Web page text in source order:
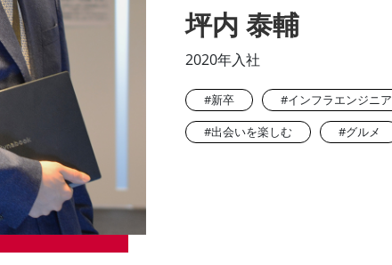
坪内 泰輔
2020年入社
#新卒 #インフラエンジニア
#出会いを楽しむ
#グルメ